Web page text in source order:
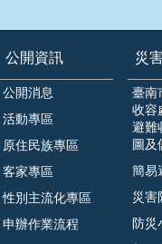
公開資訊
公開消息
活動專區
原住民族專區
客家專區
性別主流化專區
申辦作業流程
災
臺南
收容
避難
圖及
簡易
災害
防災